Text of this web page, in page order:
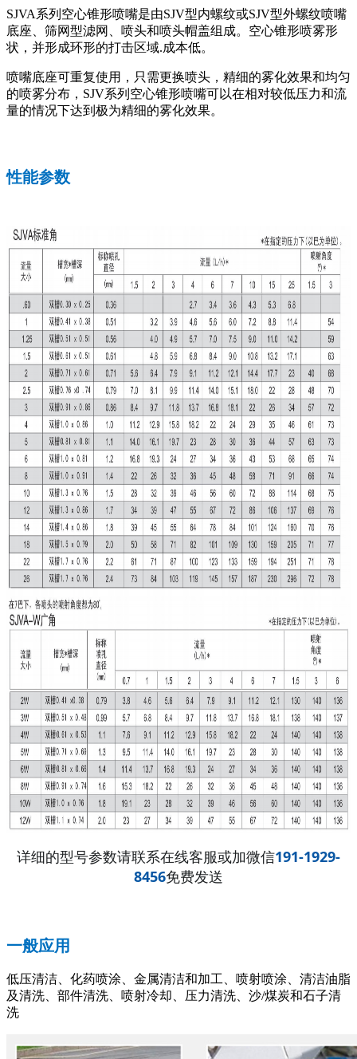
SJVA系列空心锥形喷嘴是由SJV型内螺纹或SJV型外螺纹喷嘴
底座、筛网型滤网、喷头和喷头帽盖组成。空心锥形喷雾形
状，并形成环形的打击区域.成本低。
喷嘴底座可重复使用，只需更换喷头，精细的雾化效果和均匀
的喷雾分布，SJV系列空心锥形喷嘴可以在相对较低压力和流
量的情况下达到极为精细的雾化效果。
性能参数
详细的型号参数请联系在线客服或加微信191-1929-
8456免费发送
一般应用
低压清洁、化药喷涂、金属清洁和加工、喷射喷涂、清洁油脂
及清洗、部件清洗、喷射冷却、压力清洗、沙/煤炭和石子清
洗